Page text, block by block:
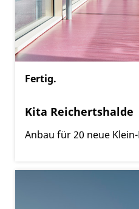
Fertig.
Kita Reichertshalde
Anbau für 20 neue